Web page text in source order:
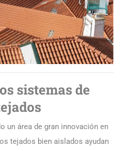
sistemas de
un área de gran innovación en
tejados bien aislados ayudan